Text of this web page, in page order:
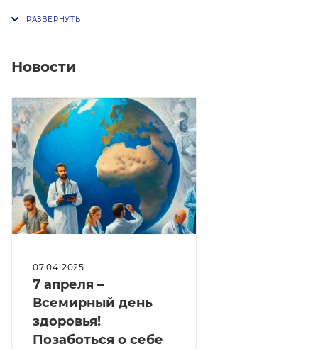
Новости
07.04.2025
7 апреля –
Всемирный день
здоровья!
Позаботься о себе